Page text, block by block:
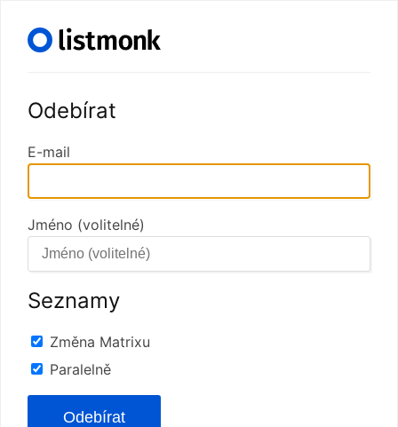
Odebírat
E-mail
Jméno (volitelné)
Seznamy
Změna Matrixu
Paralelně
Odebírat